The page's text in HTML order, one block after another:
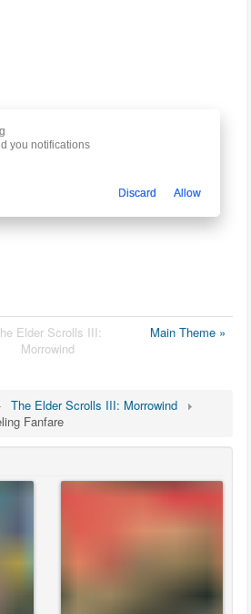
Elder Scrolls III:
Morrowind
Main Theme »
The Elder Scrolls III: Morrowind
Fanfare
you notifications
Discard Allow